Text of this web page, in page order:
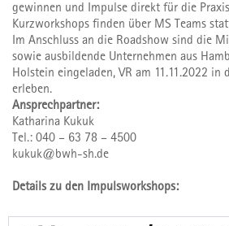
gewinnen und Impulse direkt für die
Kurzworkshops finden über MS Teams
Im Anschluss an die Roadshow sind die
sowie ausbildende Unternehmen aus
Holstein eingeladen, VR am 11.11.2022 in
erleben.
Ansprechpartner:
Katharina Kukuk
Tel.: 040 – 63 78 – 4500
kukuk@bwh-sh.de
Details zu den Impulsworkshops: